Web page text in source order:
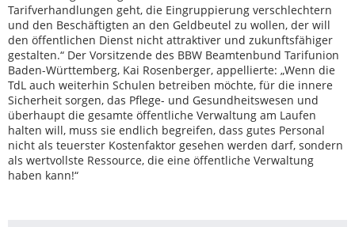
Tarifverhandlungen geht, die Eingruppierung verschlechtern
und den Beschäftigten an den Geldbeutel zu wollen, der will
den ö­ffentlichen Dienst nicht attraktiver und zukunftsfähiger
gestalten.“ Der Vorsitzende des BBW Beamtenbund Tarifunion
Baden-Württemberg, Kai Rosenberger, appellierte: „Wenn die
TdL auch weiterhin Schulen betreiben möchte, für die innere
Sicherheit sorgen, das Pflege- und Gesundheitswesen und
überhaupt die gesamte ö­ffentliche Verwaltung am Laufen
halten will, muss sie endlich begreifen, dass gutes Personal
nicht als teuerster Kostenfaktor gesehen werden darf, sondern
als wertvollste Ressource, die eine ö­ffentliche Verwaltung
haben kann!“